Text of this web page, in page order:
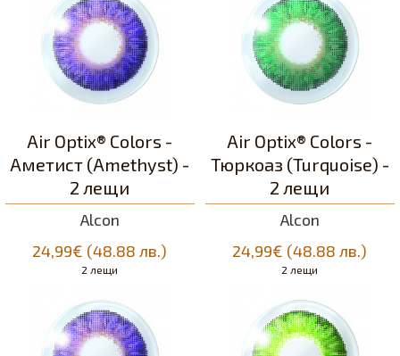
Alcon
Air Optix® Colors -
Аметист (Amethyst) -
2 лещи
24,99€ (48.88 лв.)
2 лещи
Alcon
Air Optix® Colors -
Тюркоаз (Turquоise) -
2 лещи
24,99€ (48.88 лв.)
2 лещи